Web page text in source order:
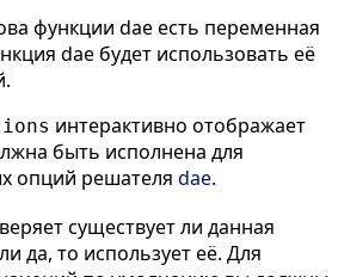
функции dae есть переменная
dae будет использовать её
интерактивно отображает
быть исполнена для
опций решателя dae.
существует ли данная
да, то использует её. Для